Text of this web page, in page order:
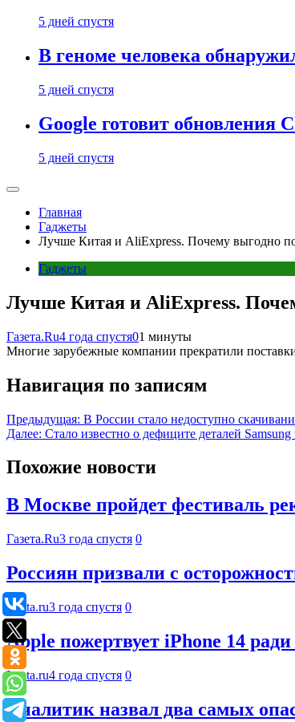
5 дней спустя
В геноме человека
5 дней спустя
Google готовит обновления
5 дней спустя
Главная
Гаджеты
Лучше Китая и AliExpress. Почему выгодно
Гаджеты
Лучше Китая и AliExpress.
Газета.Ru4 года спустя01 минуты
Многие зарубежные компании прекратили
Навигация по записям
Предыдущая: В России стало недоступно
Далее: Стало известно о дефиците деталей
Похожие новости
В Москве пройдет фестиваль
Газета.Ru3 года спустя 0
Россиян призвали с
Lenta.ru3 года спустя 0
Apple пожертвует iPhone 14
Lenta.ru4 года спустя 0
Аналитик назвал два самых